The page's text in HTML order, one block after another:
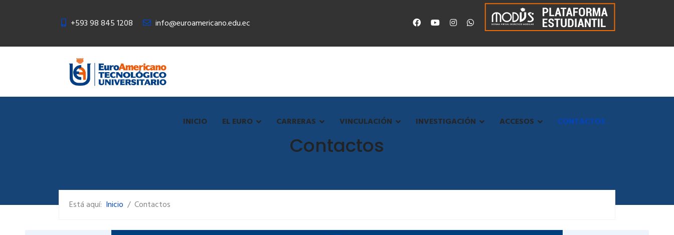
+593 98 845 1208 info@euroamericano.edu.ec
INICIO EL EURO CARRERAS VINCULACIÓN INVESTIGACIÓN ACCESOS CONTACTOS
Contactos
Está aquí: Inicio Contactos